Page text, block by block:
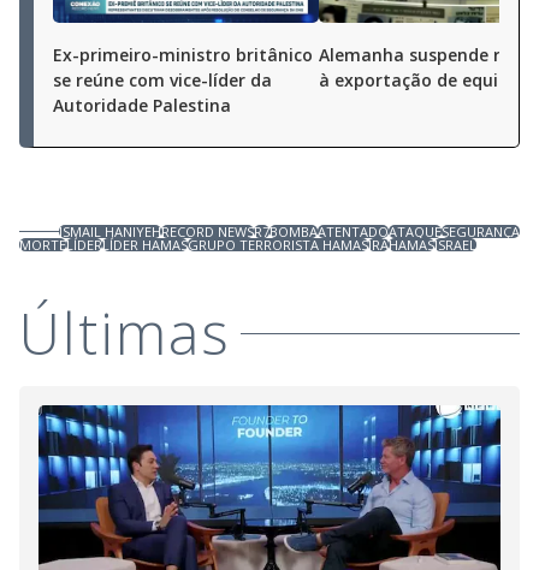
Ex-primeiro-ministro britânico
se reúne com vice-líder da
Autoridade Palestina
Alemanha suspende
à exportação de
ISMAIL HANIYEHRECORD NEWSR7BOMBAATENTADOATAQUESEGURANÇA
MORTELÍDERLÍDER HAMASGRUPO TERRORISTA HAMASIRÃHAMASISRAEL
Últimas